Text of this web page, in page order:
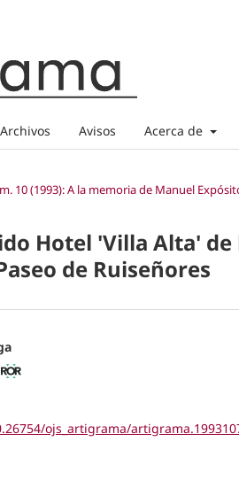
Archivos Avisos Acerca de
10 (1993): A la memoria de Manuel
Hotel 'Villa Alta'
de Ruiseñores
ojs_artigrama/